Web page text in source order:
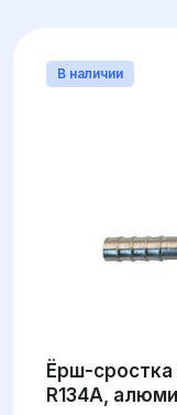
В наличии
Ёрш-сростка
R134А,